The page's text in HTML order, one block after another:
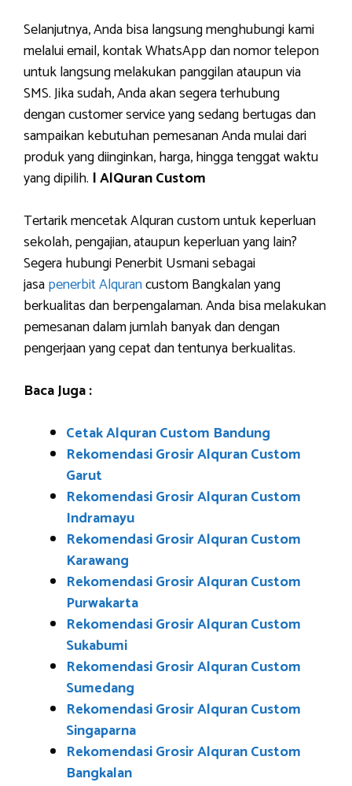
Selanjutnya, Anda bisa langsung menghubungi kami
melalui email, kontak WhatsApp dan nomor telepon
untuk langsung melakukan panggilan ataupun via
SMS. Jika sudah, Anda akan segera terhubung
dengan customer service yang sedang bertugas dan
sampaikan kebutuhan pemesanan Anda mulai dari
produk yang diinginkan, harga, hingga tenggat waktu
yang dipilih. | AlQuran Custom
Tertarik mencetak Alquran custom untuk keperluan
sekolah, pengajian, ataupun keperluan yang lain?
Segera hubungi Penerbit Usmani sebagai
jasapenerbit Alqurancustom Bangkalan yang
berkualitas dan berpengalaman. Anda bisa melakukan
pemesanan dalam jumlah banyak dan dengan
pengerjaan yang cepat dan tentunya berkualitas.
Baca Juga :
Cetak Alquran Custom Bandung
Rekomendasi Grosir Alquran Custom
Garut
Rekomendasi Grosir Alquran Custom
Indramayu
Rekomendasi Grosir Alquran Custom
Karawang
Rekomendasi Grosir Alquran Custom
Purwakarta
Rekomendasi Grosir Alquran Custom
Sukabumi
Rekomendasi Grosir Alquran Custom
Sumedang
Rekomendasi Grosir Alquran Custom
Singaparna
Rekomendasi Grosir Alquran Custom
Bangkalan